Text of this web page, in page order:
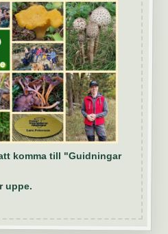
komma till "Guidningar
uppe.